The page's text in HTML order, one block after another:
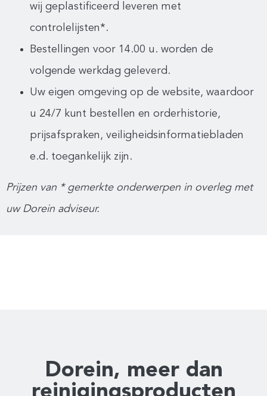
wij geplastificeerd leveren met
controlelijsten*.
Bestellingen voor 14.00 u. worden de
volgende werkdag geleverd.
Uw eigen omgeving op de website, waardoor
u 24/7 kunt bestellen en orderhistorie,
prijsafspraken, veiligheidsinformatiebladen
e.d. toegankelijk zijn.
Prijzen van * gemerkte onderwerpen in overleg met
uw Dorein adviseur.
Dorein, meer dan